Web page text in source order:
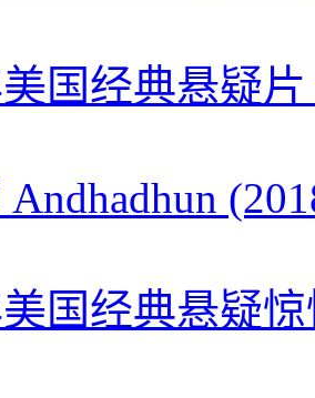
国经典悬疑
国经典悬疑